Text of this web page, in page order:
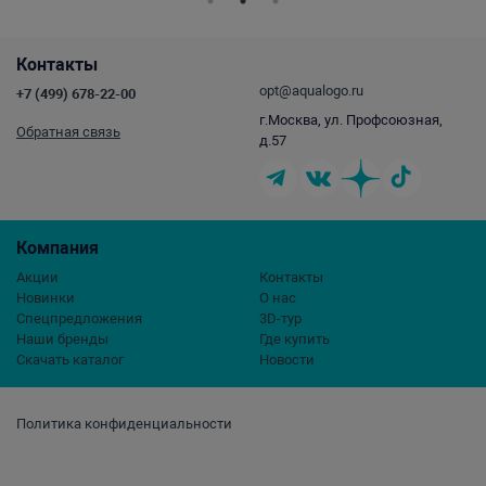
Политика конфиденциальности
Компания
Акции
Новинки
Спецпредложения
Наши бренды
Скачать каталог
Контакты
О нас
3D-тур
Где купить
Новости
Контакты
+7 (499) 678-22-00
Обратная связь
opt@aqualogo.ru
г.Москва, ул. Профсоюзная,
д.57